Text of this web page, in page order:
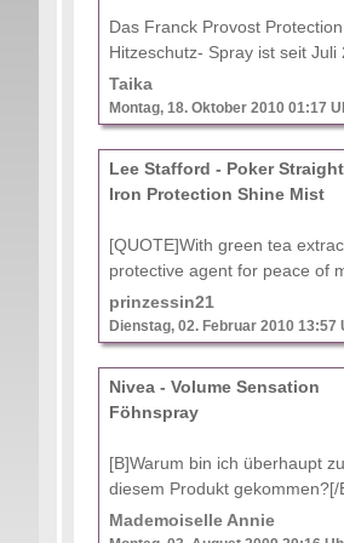
Das Franck Provost
Hitzeschutz- Spray ist seit Juli
Drogeriemärkten wie zum
Kauf- und Warenhäusern für
Euro erhältlich. Das milchige
befindet ...
Taika
Montag, 18. Oktober 2010 01:17
Lee Stafford - Poker
Iron Protection Shine Mist
[QUOTE]With green tea
protective agent for peace of
when using hot straightening
irons[/QUOTE] Nachdem die
Verpackung dieses
knallpink ist, konnte ich nicht
prinzessin21
Dienstag, 02. Februar 2010 13:57
Nivea - Volume Sensation
Föhnspray
[B]Warum bin ich überhaupt zu
diesem Produkt gekommen?[/
Auf der Suche nach DEM
Mademoiselle Annie